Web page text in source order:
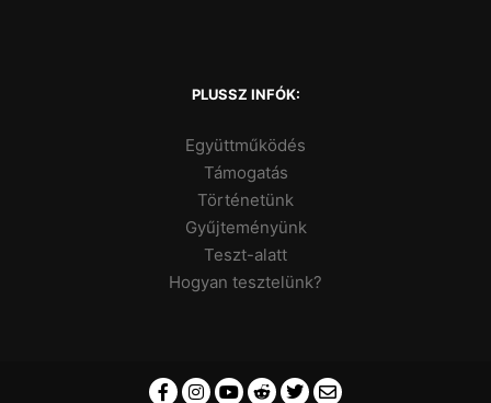
PLUSSZ INFÓK:
Együttműködés
Támogatás
Történetünk
Gyűjteményünk
Teszt-alatt
Hogyan tesztelünk?